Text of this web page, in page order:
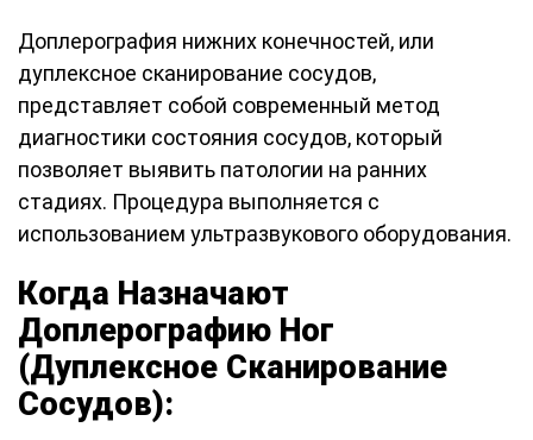
Доплерография нижних конечностей, или
дуплексное сканирование сосудов,
представляет собой современный метод
диагностики состояния сосудов, который
позволяет выявить патологии на ранних
стадиях. Процедура выполняется с
использованием ультразвукового оборудования.
Когда Назначают
Доплерографию Ног
(Дуплексное Сканирование
Сосудов):